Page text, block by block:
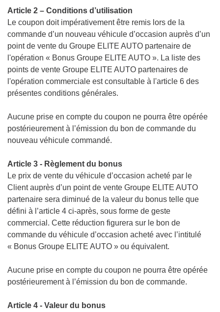
Article 2 – Conditions d’utilisation
Le coupon doit impérativement être remis lors de la
commande d’un nouveau véhicule d’occasion auprès d’un
point de vente du Groupe ELITE AUTO partenaire de
l'opération « Bonus Groupe ELITE AUTO ». La liste des
points de vente Groupe ELITE AUTO partenaires de
l'opération commerciale est consultable à l'article 6 des
présentes conditions générales.
Aucune prise en compte du coupon ne pourra être opérée
postérieurement à l’émission du bon de commande du
nouveau véhicule commandé.
Article 3 - Règlement du bonus
Le prix de vente du véhicule d’occasion acheté par le
Client auprès d’un point de vente Groupe ELITE AUTO
partenaire sera diminué de la valeur du bonus telle que
défini à l’article 4 ci-après, sous forme de geste
commercial. Cette réduction figurera sur le bon de
commande du véhicule d’occasion acheté avec l’intitulé
« Bonus Groupe ELITE AUTO » ou équivalent.
Aucune prise en compte du coupon ne pourra être opérée
postérieurement à l’émission du bon de commande.
Article 4 - Valeur du bonus